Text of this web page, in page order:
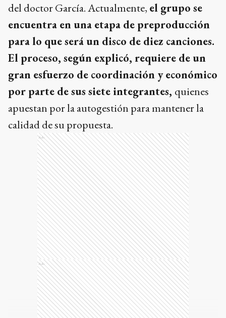
del doctor García. Actualmente, el grupo se
encuentra en una etapa de preproducción
para lo que será un disco de diez canciones.
El proceso, según explicó, requiere de un
gran esfuerzo de coordinación y económico
por parte de sus siete integrantes, quienes
apuestan por la autogestión para mantener la
calidad de su propuesta.
Ads
Ads